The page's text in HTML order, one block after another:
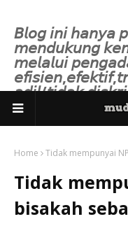
𝘉𝘭𝘰𝘨 𝘪𝘯𝘪 𝘩𝘢𝘯𝘺𝘢
𝘮𝘦𝘯𝘥𝘶𝘬𝘶𝘯𝘨
𝘮𝘦𝘭𝘢𝘭𝘶𝘪
𝘢𝘥𝘪𝘭/𝘵𝘪𝘥𝘢𝘬
Home Tidak mempunyai
Tidak
bisakah